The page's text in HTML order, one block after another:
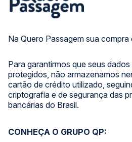
Na Quero Passagem sua
Para garantirmos que seus
protegidos, não armazenamos
cartão de crédito utilizado,
criptografia e de segurança das
bancárias do Brasil.
CONHEÇA O GRUPO QP: